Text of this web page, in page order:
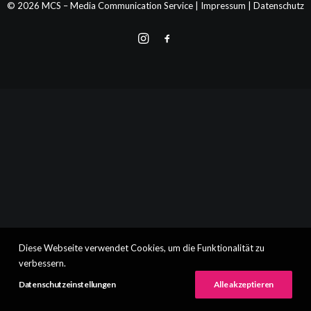
© 2026 MCS – Media Communication Service | Impressum Datenschutz
Diese Webseite verwendet Cookies, um die Funktionalität zu
verbessern.
Datenschutzeinstellungen Alle akzeptieren